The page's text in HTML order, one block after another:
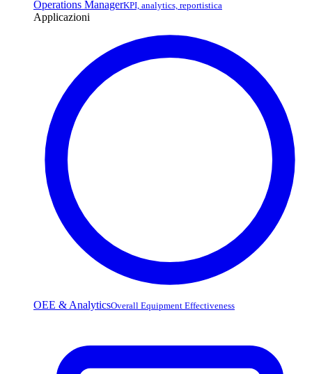
Operations ManagerKPI, analytics, reportistica
Applicazioni
OEE & AnalyticsOverall Equipment Effectiveness